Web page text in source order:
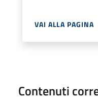
VAI ALLA PAGINA
Contenuti